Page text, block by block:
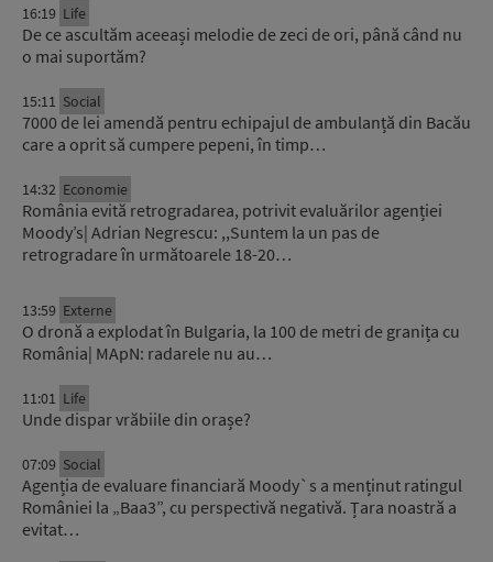
16:19 Life
De ce ascultăm aceeași melodie de zeci de ori, până când nu
o mai suportăm?
15:11 Social
7000 de lei amendă pentru echipajul de ambulanță din Bacău
care a oprit să cumpere pepeni, în timp…
14:32 Economie
România evită retrogradarea, potrivit evaluărilor agenției
Moody’s| Adrian Negrescu: ,,Suntem la un pas de
retrogradare în următoarele 18-20…
13:59 Externe
O dronă a explodat în Bulgaria, la 100 de metri de granița cu
România| MApN: radarele nu au…
11:01 Life
Unde dispar vrăbiile din orașe?
07:09 Social
Agenția de evaluare financiară Moody`s a menținut ratingul
României la „Baa3”, cu perspectivă negativă. Țara noastră a
evitat…